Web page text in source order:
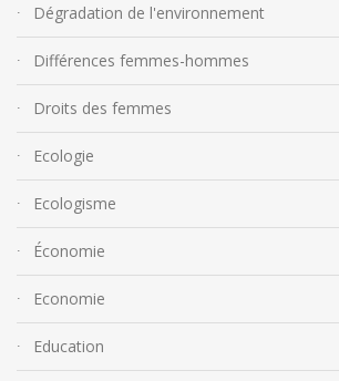
Dégradation de l'environnement
Différences femmes-hommes
Droits des femmes
Ecologie
Ecologisme
Économie
Economie
Education